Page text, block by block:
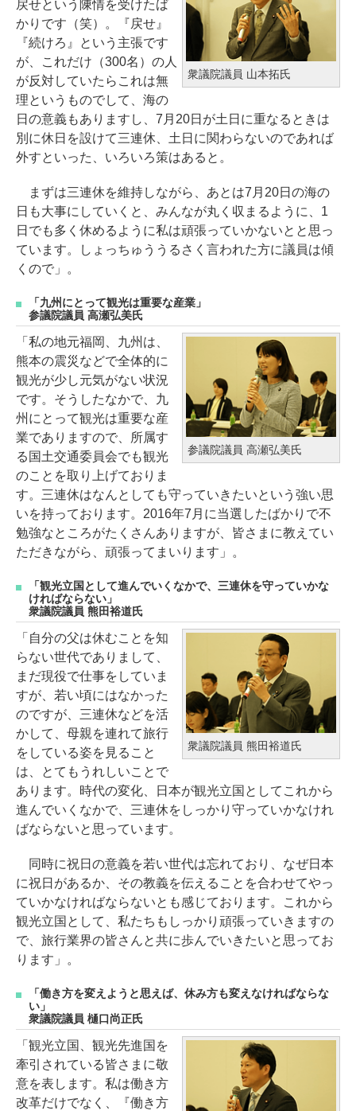
衆議院議員 山本拓氏
戻せという陳情を受けたば
かりです（笑）。『戻せ』
『続けろ』という主張です
が、これだけ（300名）の人
が反対していたらこれは無
理というものでして、海の
日の意義もありますし、7月20日が土日に重なるときは
別に休日を設けて三連休、土日に関わらないのであれば
外すといった、いろいろ策はあると。
まずは三連休を維持しながら、あとは7月20日の海の
日も大事にしていくと、みんなが丸く収まるように、1
日でも多く休めるように私は頑張っていかないとと思っ
ています。しょっちゅううるさく言われた方に議員は傾
くので」。
「九州にとって観光は重要な産業」
参議院議員 高瀬弘美氏
参議院議員 高瀬弘美氏
「私の地元福岡、九州は、
熊本の震災などで全体的に
観光が少し元気がない状況
です。そうしたなかで、九
州にとって観光は重要な産
業でありますので、所属す
る国土交通委員会でも観光
のことを取り上げておりま
す。三連休はなんとしても守っていきたいという強い思
いを持っております。2016年7月に当選したばかりで不
勉強なところがたくさんありますが、皆さまに教えてい
ただきながら、頑張ってまいります」。
「観光立国として進んでいくなかで、三連休を守っていかな
ければならない」
衆議院議員 熊田裕道氏
衆議院議員 熊田裕道氏
「自分の父は休むことを知
らない世代でありまして、
まだ現役で仕事をしていま
すが、若い頃にはなかった
のですが、三連休などを活
かして、母親を連れて旅行
をしている姿を見ること
は、とてもうれしいことで
あります。時代の変化、日本が観光立国としてこれから
進んでいくなかで、三連休をしっかり守っていかなけれ
ばならないと思っています。
同時に祝日の意義を若い世代は忘れており、なぜ日本
に祝日があるか、その教義を伝えることを合わせてやっ
ていかなければならないとも感じております。これから
観光立国として、私たちもしっかり頑張っていきますの
で、旅行業界の皆さんと共に歩んでいきたいと思ってお
ります」。
「働き方を変えようと思えば、休み方も変えなければならな
い」
衆議院議員 樋口尚正氏
「観光立国、観光先進国を
牽引されている皆さまに敬
意を表します。私は働き方
改革だけでなく、『働き方